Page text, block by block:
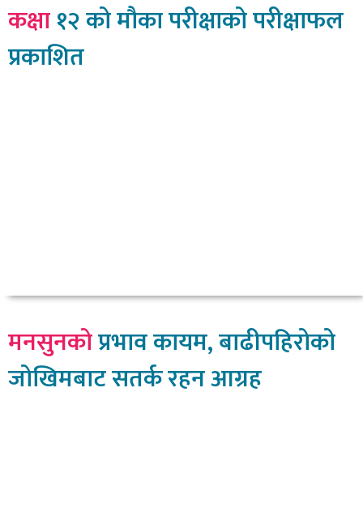
कक्षा१२ को मौका परीक्षाको परीक्षाफल
प्रकाशित
मनसुनकोप्रभाव कायम, बाढीपहिरोको
जोखिमबाट सतर्क रहन आग्रह